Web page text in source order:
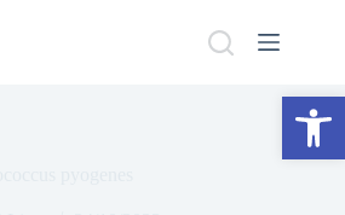
Abrir a barra de ferramentas